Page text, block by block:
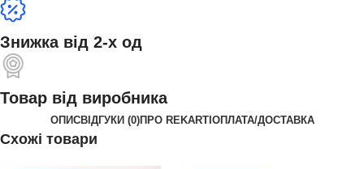
Знижка від 2-х од
Товар від виробника
ОПИСВІДГУКИ (0)ПРО REKARTIОПЛАТА/ДОСТАВКА
Схожі товари